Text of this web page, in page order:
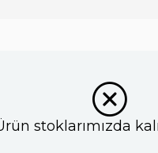
stoklarımızda